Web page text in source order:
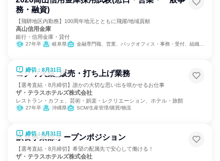
務・融資)
【飛騨地区内勤務】100周年地元とともに飛躍/地域貢献
高山信用金庫
銀行・信用金庫・貸付
27年卒 岐阜県 金融専門職、営業、バックオフィス・事務・受付、組織運営管理・公務員・事務系職種
締切：8月31日
コクワ火薬_販売・打ち上げ業務
【選考直結・8月締切】誰かの大切な思い出を咲かせるお仕事
ザ・テラスホテルズ株式会社
レストラン・カフェ、芸術・娯楽・レクリエーション、ホテル・旅館
27年卒 沖縄県 SCM/生産管理/購買/物流
締切：8月31日
飲食事業部オープンポジション
【選考直結・8月締切】希望の配属先で安心して働ける！
ザ・テラスホテルズ株式会社